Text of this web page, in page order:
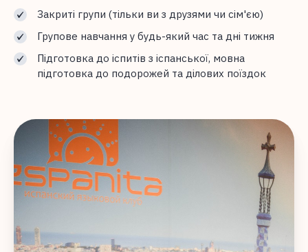
Закриті групи (тільки ви з друзями чи сім'єю)
Групове навчання у будь-який час та дні тижня
Підготовка до іспитів з іспанської, мовна
підготовка до подорожей та ділових поїздок